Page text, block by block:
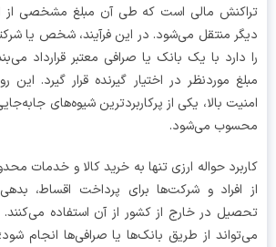
مالی است که طی آن مبلغ مشخصی از ارز
منتقل می‌شود. در این فرآیند، شخص یا شرکتی
با یک بانک یا صرافی معتبر قرارداد می‌بندد
موردنظر در اختیار گیرنده قرار گیرد. این
بالا، یکی از پرکاربردترین شیوه‌های جابه‌جایی
می‌شود.
حواله ارزی تنها به خرید کالا و خدمات محدود
افراد و شرکت‌ها برای پرداخت اقساط، بدهی‌ها
در خارج از کشور از آن استفاده می‌کنند. بسته
از طریق بانک‌ها یا صرافی‌ها انجام شود؛ برای